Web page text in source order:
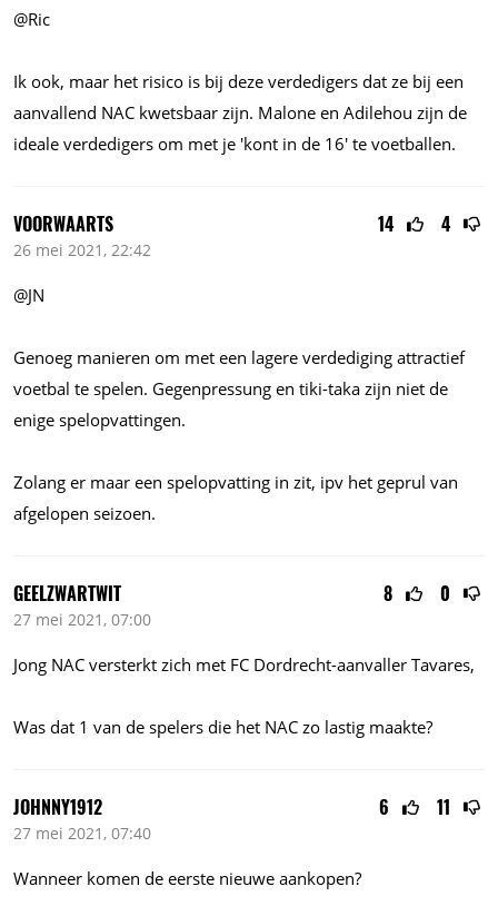
@Ric
Ik ook, maar het risico is bij deze verdedigers dat ze bij een
aanvallend NAC kwetsbaar zijn. Malone en Adilehou zijn de
ideale verdedigers om met je 'kont in de 16' te voetballen.
14 4
VOORWAARTS
26 mei 2021, 22:42
@JN
Genoeg manieren om met een lagere verdediging attractief
voetbal te spelen. Gegenpressung en tiki-taka zijn niet de
enige spelopvattingen.
Zolang er maar een spelopvatting in zit, ipv het geprul van
afgelopen seizoen.
8 0
GEELZWARTWIT
27 mei 2021, 07:00
Jong NAC versterkt zich met FC Dordrecht-aanvaller Tavares,
Was dat 1 van de spelers die het NAC zo lastig maakte?
6 11
JOHNNY1912
27 mei 2021, 07:40
Wanneer komen de eerste nieuwe aankopen?